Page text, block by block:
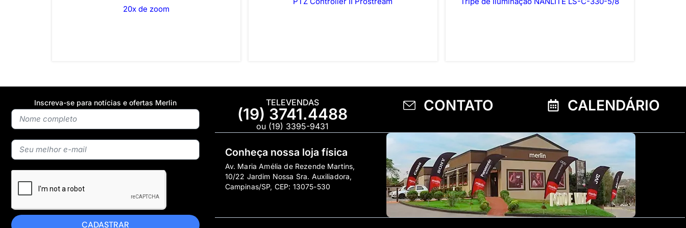
20x de zoom
Inscreva-se para notícias e ofertas Merlin
CADASTRAR
TELEVENDAS
(19) 3741.4488
ou (19) 3395-9431
CONTATO CALENDÁRIO
Conheça nossa loja física
Av. Maria Amélia de Rezende Martins,
10/22 Jardim Nossa Sra. Auxiliadora,
Campinas/SP, CEP: 13075-530